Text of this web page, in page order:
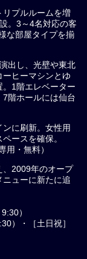
リプルルームを増
。3～4名対応の客
な部屋タイプを揃
出し、光壁や東北
ヒーマシンとゆ
1階エレベーター
階ホールには仙台
ンに刷新。女性用
ースを確保。
・無料）
、2009年のオープ
ューに新たに追
）
）・［土日祝］